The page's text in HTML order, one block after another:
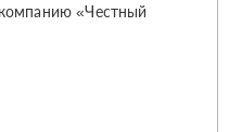
«Честный